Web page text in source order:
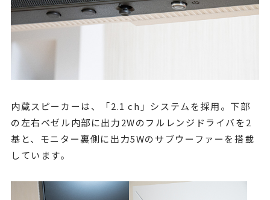
内蔵スピーカーは、「2.1 ch」システムを採用。下部
の左右ベゼル内部に出力2Wのフルレンジドライバを2
基と、モニター裏側に出力5Wのサブウーファーを搭載
しています。